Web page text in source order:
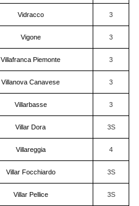
Vidracco 3
Vigone 3
Villafranca Piemonte 3
Villanova Canavese 3
Villarbasse 3
Villar Dora 3S
Villareggia 4
Villar Focchiardo 3S
Villar Pellice 3S